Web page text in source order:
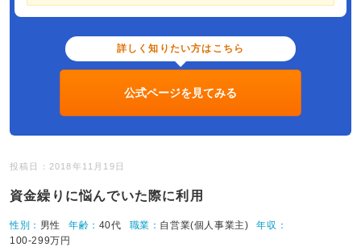
詳しく知りたい方はこちら
公式ページを見てみる
投稿日：2018年11月19日
資金繰りに悩んでいた際に利用
性別： 男性 年齢： 40代 職業： 自営業(個人事業主)
年収：
100-299万円